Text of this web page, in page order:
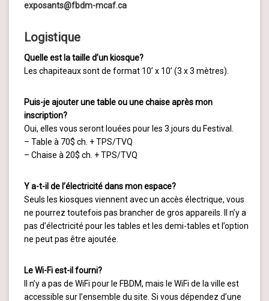
exposants@fbdm-mcaf.ca
Logistique
Quelle est la taille d’un kiosque?
Les chapiteaux sont de format 10’ x 10’ (3 x 3 mètres).
Puis-je ajouter une table ou une chaise après mon
inscription?
Oui, elles vous seront louées pour les 3 jours du Festival.
– Table à 70$ ch. + TPS/TVQ
– Chaise à 20$ ch. + TPS/TVQ
Y a-t-il de l’électricité dans mon espace?
Seuls les kiosques viennent avec un accès électrique, vous
ne pourrez toutefois pas brancher de gros appareils. Il n’y a
pas d’électricité pour les tables et les demi-tables et l’option
ne peut pas être ajoutée.
Le Wi-Fi est-il fourni?
Il n’y a pas de WiFi pour le FBDM, mais le WiFi de la ville est
accessible sur l’ensemble du site. Si vous dépendez d’une